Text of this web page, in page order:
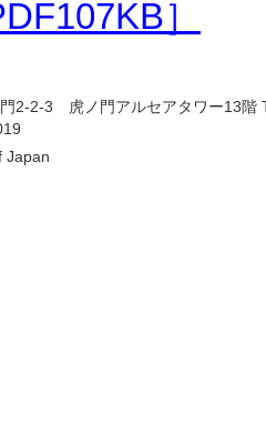
］
2-2-3 虎ノ門アルセアタワー13階
Japan